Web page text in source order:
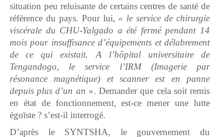
situation peu reluisante de certains centres de santé de
référence du pays. Pour lui, « le service de chirurgie
viscérale du CHU-Yalgado a été fermé pendant 14
mois pour insuffisance d’équipements et délabrement
de ce qui existait. A l’hôpital universitaire de
Tengandogo, le service l’IRM (Imagerie par
résonance magnétique) et scanner est en panne
depuis plus d’un an ». Demander que cela soit remis
en état de fonctionnement, est-ce mener une lutte
égoïste ? s’est-il interrogé.
D’après le SYNTSHA, le gouvernement du